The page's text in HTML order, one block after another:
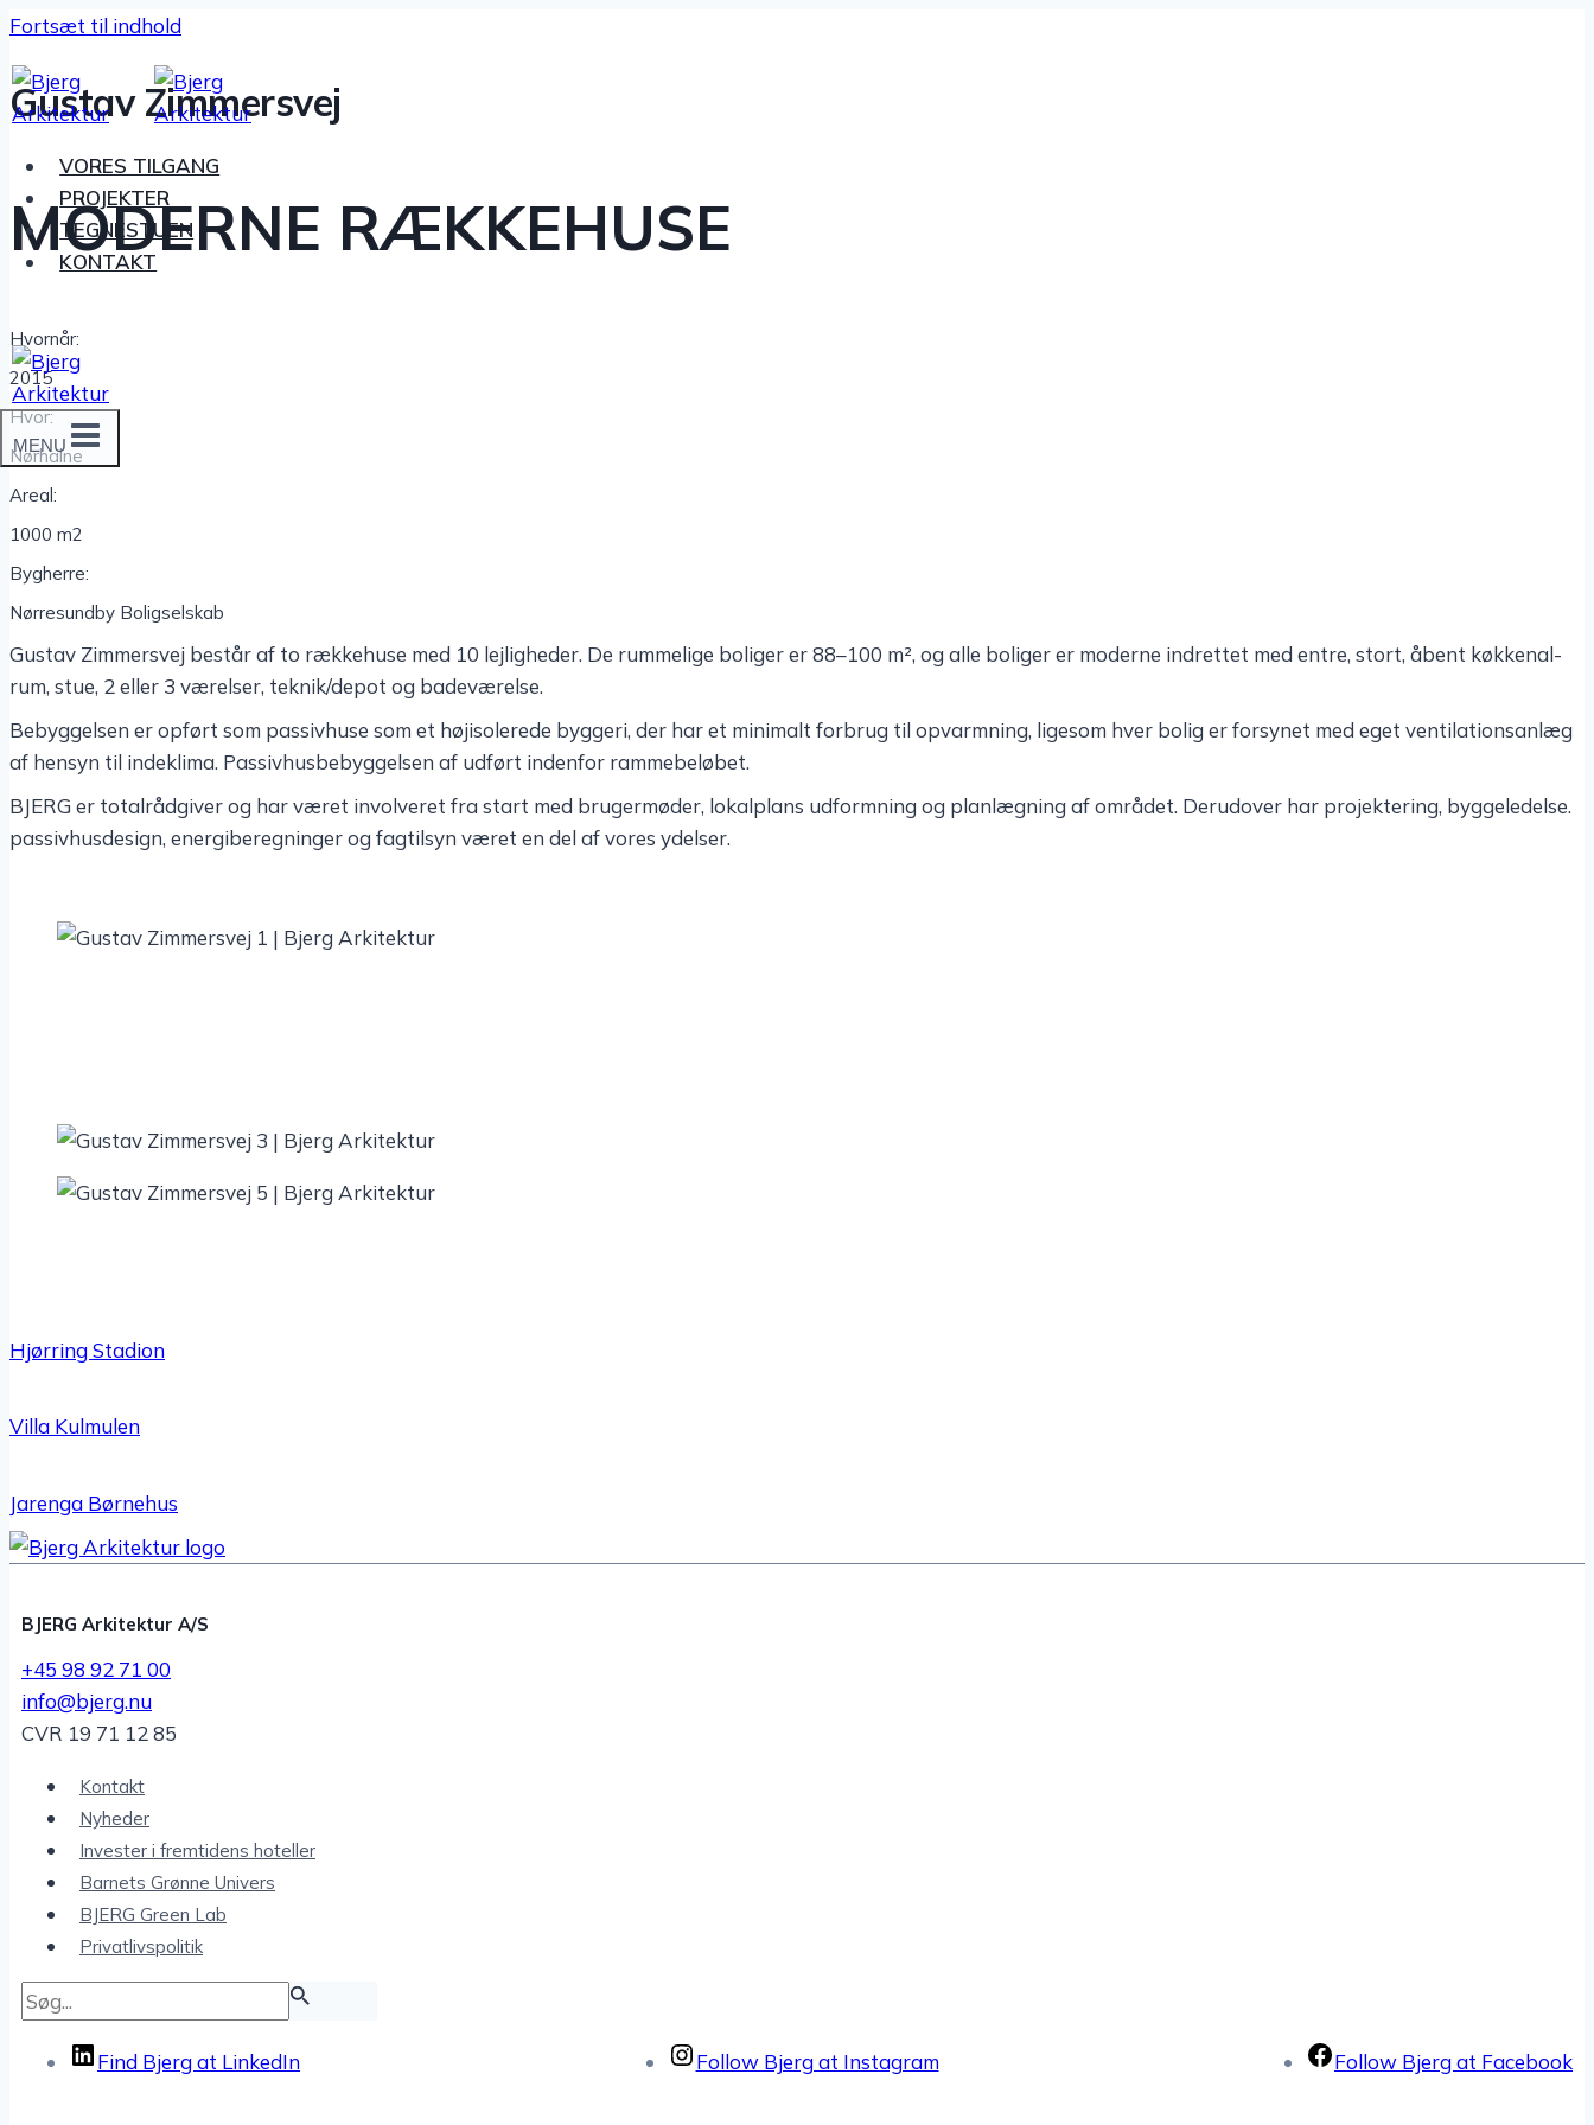
Fortsæt til indhold
VORES TILGANG
PROJEK­TER
TEGNE­STUEN
KONTAKT
MENU
Gustav Zimmer­s­vej
MODERNE RÆKKEHUSE
Hvornår:
2015
Hvor:
Nørhalne
Areal:
1000 m2
Bygherre:
Nørresundby Boligselskab
Gustav Zimmer­s­vej består af to række­huse med 10 lejlig­he­der. De rumme­lige boli­ger er 88–100 m², og alle boli­ger er moderne indret­tet med entre, stort, åbent køkke­nal­
rum, stue, 2 eller 3 værel­ser, teknik/depot og badeværelse.
Bebyg­gel­sen er opført som passiv­huse som et høji­so­le­rede byggeri, der har et mini­malt forbrug til opvarm­ning, lige­som hver bolig er forsy­net med eget venti­la­tions­an­læg
af hensyn til inde­klima. Passiv­hus­be­byg­gel­sen af udført inden­for rammebeløbet.
BJERG er total­rå­d­gi­ver og har været invol­ve­ret fra start med bruger­mø­der, lokal­plans udform­ning og plan­læg­ning af områ­det. Deru­d­over har projek­te­ring, bygge­le­delse.
passiv­hus­de­sign, ener­gibe­reg­nin­ger og fagtil­syn været en del af vores ydelser.
Hjør­ring Stadion
Villa Kulmu­len
Jarenga Børne­hus
BJERG Arkitektur A/S
+45 98 92 71 00
info@bjerg.nu
CVR 19 71 12 85
Kontakt
Nyhe­der
Inve­ster i frem­ti­dens hoteller
Barnets Grønne Univers
BJERG Green Lab
Privat­livspo­li­tik
Find Bjerg at LinkedIn Follow Bjerg at Instagram Follow Bjerg at Facebook